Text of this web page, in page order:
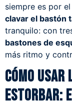
siempre es por
clavar el bastón
tranquilo: con
bastones de
más ritmo y
Cómo
estorbar: